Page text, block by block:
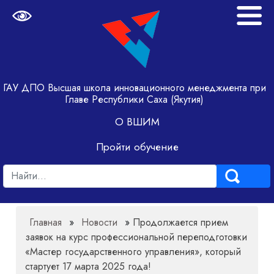
ГАУ ДПО Высшая школа инновационного менеджмента при
Главе Республики Саха (Якутия)
О ВШИМ
Пройти обучение
Главная » Новости » Продолжается прием
заявок на курс профессиональной переподготовки
«Мастер государственного управления», который
стартует 17 марта 2025 года!